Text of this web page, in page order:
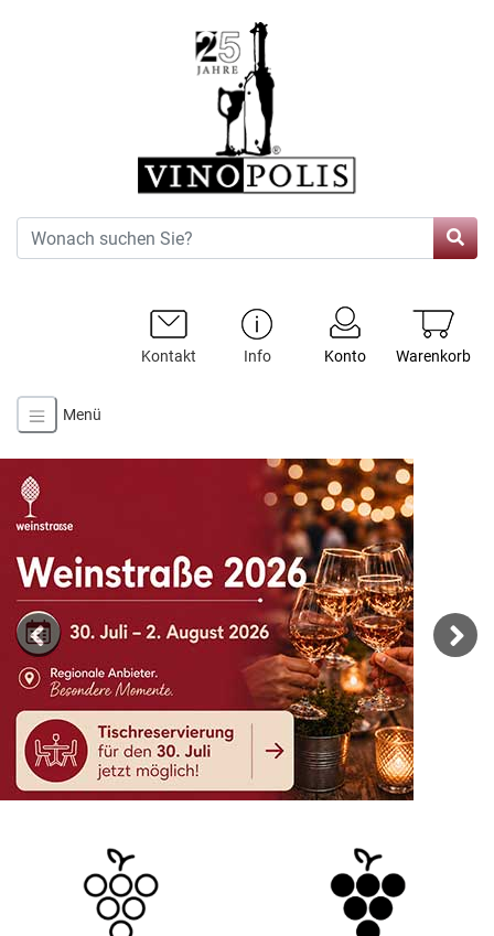
Warenkorb
Konto
Info
Kontakt
Menü
Previous